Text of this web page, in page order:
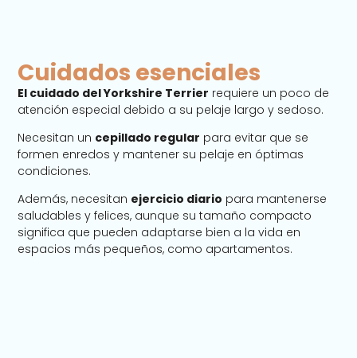
Cuidados esenciales
El cuidado del Yorkshire Terrier requiere un poco de
atención especial debido a su pelaje largo y sedoso.
Necesitan un cepillado regular para evitar que se
formen enredos y mantener su pelaje en óptimas
condiciones.
Además, necesitan ejercicio diario para mantenerse
saludables y felices, aunque su tamaño compacto
significa que pueden adaptarse bien a la vida en
espacios más pequeños, como apartamentos.